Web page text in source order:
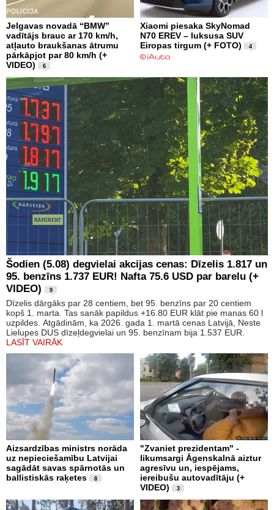
Jelgavas novadā “BMW”
vadītājs brauc ar 170 km/h,
atļauto braukšanas ātrumu
pārkāpjot par 80 km/h (+
VIDEO)
6
Xiaomi piesaka SkyNomad
N70 EREV – luksusa SUV
Eiropas tirgum (+ FOTO)
4
Šodien (5.08) degvielai akcijas cenas: Dīzelis 1.817 un
95. benzīns 1.737 EUR! Nafta 75.6 USD par barelu (+
VIDEO)
9
Dīzelis dārgāks par 28 centiem, bet 95. benzīns par 20 centiem
kopš 1. marta. Tas sanāk papildus +16.80 EUR klāt pie manas 60 l
uzpildes. Atgādinām, ka 2026. gada 1. martā cenas Latvijā, Neste
Lielupes DUS dīzeļdegvielai un 95. benzīnam bija 1.537 EUR.
LASĪT VAIRĀK
Aizsardzības ministrs norāda
uz nepieciešamību Latvijai
sagādāt savas spārnotās un
ballistiskās raķetes
8
"Zvaniet prezidentam" -
likumsargi Āgenskalnā aiztur
agresīvu un, iespējams,
iereibušu autovadītāju (+
VIDEO)
3